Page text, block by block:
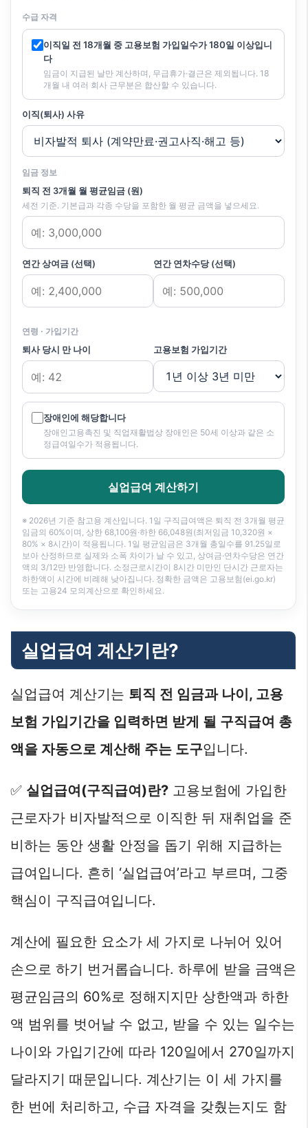
수급 자격
이직일 전 18개월 중 고용보험 가입일수가 180일 이상입니
다
임금이 지급된 날만 계산하며, 무급휴가·결근은 제외됩니다. 18
개월 내 여러 회사 근무분은 합산할 수 있습니다.
이직(퇴사) 사유
임금 정보
퇴직 전 3개월 월 평균임금 (원)
세전 기준. 기본급과 각종 수당을 포함한 월 평균 금액을 넣으세요.
연간 상여금 (선택) 연간 연차수당 (선택)
연령 · 가입기간
퇴사 당시 만 나이
고용보험 가입기간
장애인에 해당합니다
장애인고용촉진 및 직업재활법상 장애인은 50세 이상과 같은 소
정급여일수가 적용됩니다.
실업급여 계산하기
※ 2026년 기준 참고용 계산입니다. 1일 구직급여액은 퇴직 전 3개월 평균
임금의 60%이며, 상한 68,100원·하한 66,048원(최저임금 10,320원 ×
80% × 8시간)이 적용됩니다. 1일 평균임금은 3개월 총일수를 91.25일로
보아 산정하므로 실제와 소폭 차이가 날 수 있고, 상여금·연차수당은 연간
액의 3/12만 반영합니다. 소정근로시간이 8시간 미만인 단시간 근로자는
하한액이 시간에 비례해 낮아집니다. 정확한 금액은 고용보험(ei.go.kr)
또는 고용24 모의계산으로 확인하세요.
실업급여 계산기란?
실업급여 계산기는 퇴직 전 임금과 나이, 고용
보험 가입기간을 입력하면 받게 될 구직급여 총
액을 자동으로 계산해 주는 도구입니다.
✅ 실업급여(구직급여)란? 고용보험에 가입한
근로자가 비자발적으로 이직한 뒤 재취업을 준
비하는 동안 생활 안정을 돕기 위해 지급하는
급여입니다. 흔히 ‘실업급여’라고 부르며, 그중
핵심이 구직급여입니다.
계산에 필요한 요소가 세 가지로 나뉘어 있어
손으로 하기 번거롭습니다. 하루에 받을 금액은
평균임금의 60%로 정해지지만 상한액과 하한
액 범위를 벗어날 수 없고, 받을 수 있는 일수는
나이와 가입기간에 따라 120일에서 270일까지
달라지기 때문입니다. 계산기는 이 세 가지를
한 번에 처리하고, 수급 자격을 갖췄는지도 함